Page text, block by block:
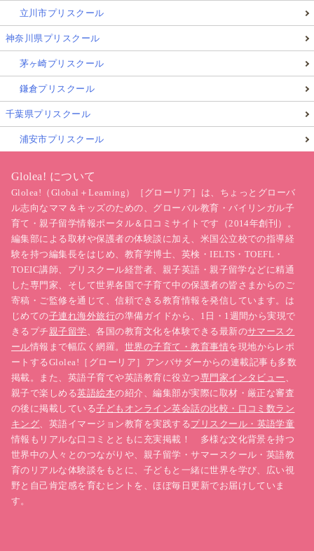
育メソッド は、小学生でも段階的に、主体的に社会の
仕組みを学ぶことができるため、主権者教育の一つの
あり方として効果的
本記事の最後になりますが皆様には
ンの小学6年生が解いている「社会」のテストをため
してみていただこうと思います。
ひ、親子でチャレンジしてみてくださいね！
超難問も！？ 日本の大学入試レベルも超え
ている！？
スウェーデンの小学6年生の「社会」のテスト
を試してみよう！
※テストは各学校の教科担当教員によってつくられています。
立川市プリスクール
神奈川県プリスクール
茅ヶ崎プリスクール
鎌倉プリスクール
千葉県プリスクール
浦安市プリスクール
Glolea! について
Glolea!（Global＋Learning）［グローリア］は、ちょっとグローバ
ル志向なママ＆キッズのための、グローバル教育・バイリンガル子
育て・親子留学情報ポータル＆口コミサイトです（2014年創刊）。
編集部による取材や保護者の体験談に加え、米国公立校での指導経
験を持つ編集長をはじめ、教育学博士、英検・IELTS・TOEFL・
TOEIC講師、プリスクール経営者、親子英語・親子留学などに精通
した専門家、そして世界各国で子育て中の保護者の皆さまからのご
寄稿・ご監修を通じて、信頼できる教育情報を発信しています。は
じめての子連れ海外旅行の準備ガイドから、1日・1週間から実現で
きるプチ親子留学、各国の教育文化を体験できる最新のサマースク
ール情報まで幅広く網羅。 世界の子育て・教育事情を現地からレポ
ートするGlolea!［グローリア］アンバサダーからの連載記事も多数
掲載。また、英語子育てや英語教育に役立つ専門家インタビュー 、
親子で楽しめる英語絵本の紹介、編集部が実際に取材・厳正な審査
の後に掲載している子どもオンライン英会話の比較・口コミ数ラン
キング、英語イマージョン教育を実践するプリスクール・英語学童
情報もリアルな口コミとともに充実掲載！ 多様な文化背景を持つ
世界中の人々とのつながりや、親子留学・サマースクール・英語教
育のリアルな体験談をもとに、子どもと一緒に世界を学び、広い視
野と自己肯定感を育むヒントを、ほぼ毎日更新でお届けしていま
す。